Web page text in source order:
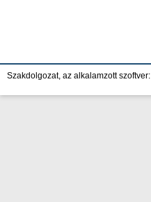
Szakdolgozat, az alkalamzott szoftver: